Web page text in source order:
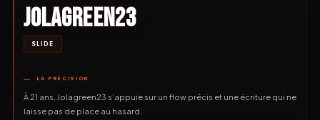
JOLAGREEN23
SLIDE
LA PRÉCISION
À 21 ans, Jolagreen23 s’appuie sur un flow précis et une écriture qui ne
laisse pas de place au hasard.